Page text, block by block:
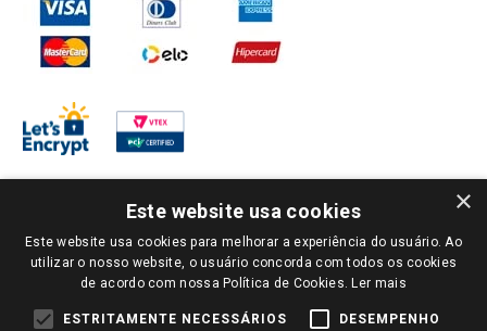
PARA VER OS PREÇOS DA SUA REGIÃO, FAÇA LOGIN E SELECIONE A LOJA DE
SUA PREFERÊNCIA. SOMENTE APÓS O LOGIN, OS PREÇOS DA SUA REGIÃO OU
LOJA SERÃO CARREGADOS.
TODOS OS PREÇOS E CONDIÇÕES COMERCIAIS DESTE SITE SÃO VÁLIDOS APENAS
PARA COMPRAS REALIZADAS NO GIASSI.COM.BR E NA LOJA SELECIONADA
×
Este website usa cookies
Este website usa cookies para melhorar a experiência do usuário. Ao
utilizar o nosso website, o usuário concorda com todos os cookies
de acordo com nossa Política de Cookies. Ler mais
ESTRITAMENTE NECESSÁRIOS DESEMPENHO